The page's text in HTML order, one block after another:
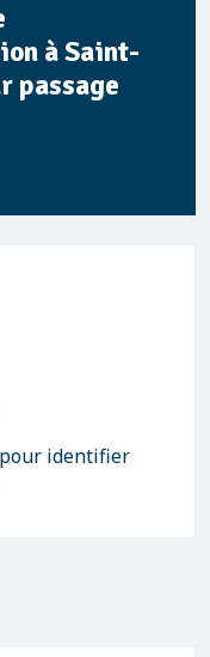
à Saint-
passage
identifier